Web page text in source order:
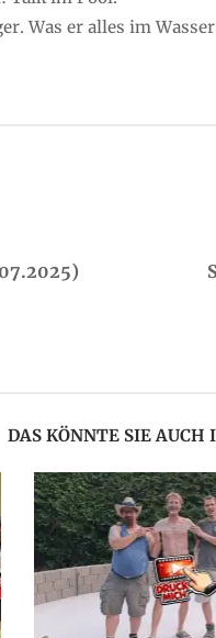
Was er alles im
DAS KÖNNTE SIE AUCH